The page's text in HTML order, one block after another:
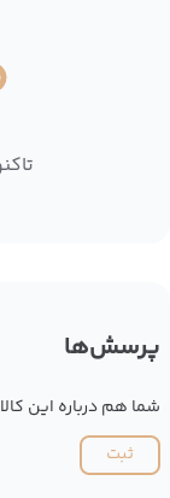
پرسش‌ها
شما هم درباره این
ثبت